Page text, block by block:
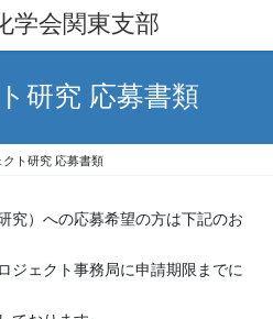
学会関東支部
研究 応募書類
クト研究 応募書類
究）への応募希望の方は下記のお
ジェクト事務局に申請期限までに